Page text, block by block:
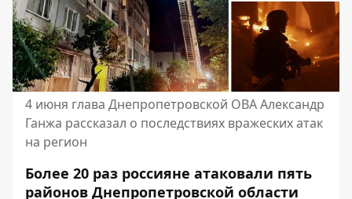
4 июня глава Днепропетровской ОВА Александр
Ганжа рассказал о последствиях вражеских атак
на регион
Более 20 раз россияне атаковали пять
районов Днепропетровской области